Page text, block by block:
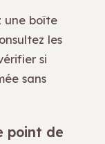
une boîte
les
si
sans
point de